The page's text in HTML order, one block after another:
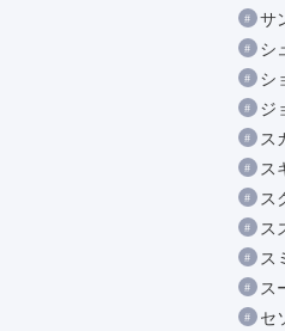
サ
シ
シ
ジ
ス
ス
ス
ス
ス
ス
セ